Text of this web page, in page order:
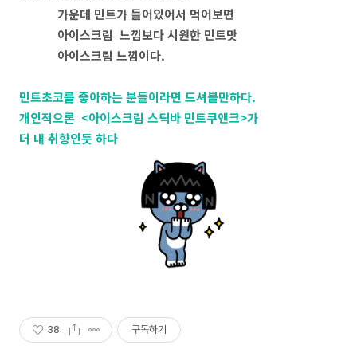
가운데 민트가 들어있어서 먹어보면
아이스크림 느낌보다 시원한 민트맛
아이스크림 느낌이다.
민트초코를 좋아하는 분들이라면 드셔볼만하다.
개인적으론 <아이스크림 스틱바 민트쿠앤크>가
더 내 취향인듯 하다
38 구독하기